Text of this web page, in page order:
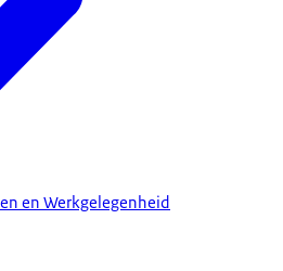
en Werkgelegenheid